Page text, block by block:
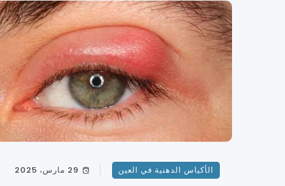
الأكياس الدهنية في العين 29 مارس، 2025